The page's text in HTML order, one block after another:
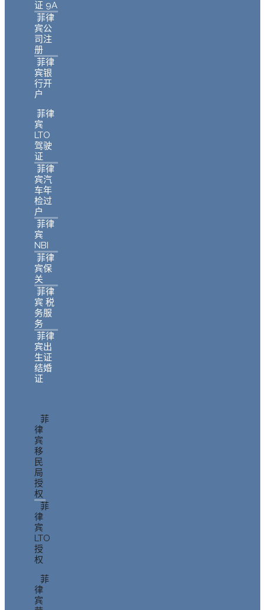
证 9A
菲律
宾公
司注
册
菲律
宾银
行开
户
菲律
宾
LTO
驾驶
证
菲律
宾汽
车年
检过
户
菲律
宾
NBI
菲律
宾保
关
菲律
宾 税
务服
务
菲律
宾出
生证
结婚
证
菲
律
宾
移
民
局
授
权
菲
律
宾
LTO
授
权
菲
律
宾